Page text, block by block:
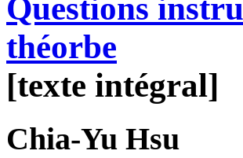
Questions
théorbe
[texte intégral]
Chia-Yu Hsu